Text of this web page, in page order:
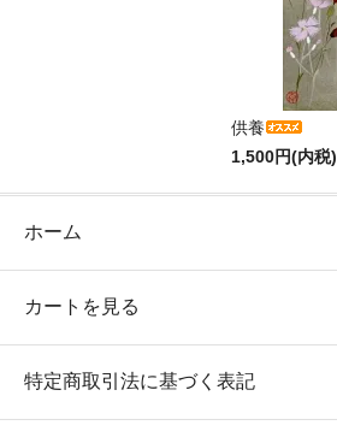
供養
1,500円(内税)
ホーム
カートを見る
特定商取引法に基づく表記